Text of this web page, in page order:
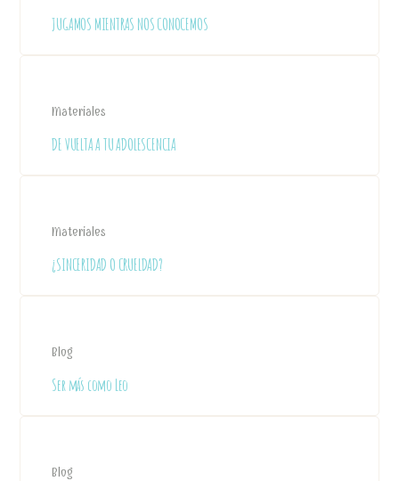
JUGAMOS MIENTRAS NOS CONOCEMOS
Materiales
DE VUELTA A TU ADOLESCENCIA
Materiales
¿SINCERIDAD O CRUELDAD?
Blog
Ser más como Leo
Blog